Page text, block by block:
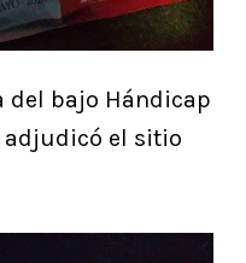
del bajo Hándicap
adjudicó el sitio